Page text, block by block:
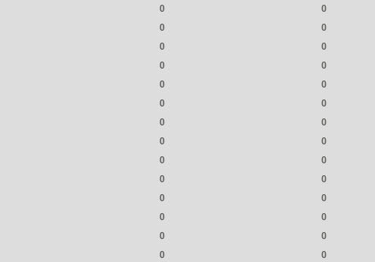
0 0
0 0
0 0
0 0
0 0
0 0
0 0
0 0
0 0
0 0
0 0
0 0
0 0
0 0